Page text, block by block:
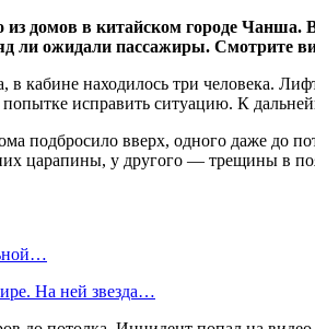
домов в китайском городе Чанша.
ли ожидали пассажиры. Смотрите
кабине находилось три человека.
исправить ситуацию. К
подбросило вверх, одного даже до
царапины, у другого — трещины в
На ней звезда…